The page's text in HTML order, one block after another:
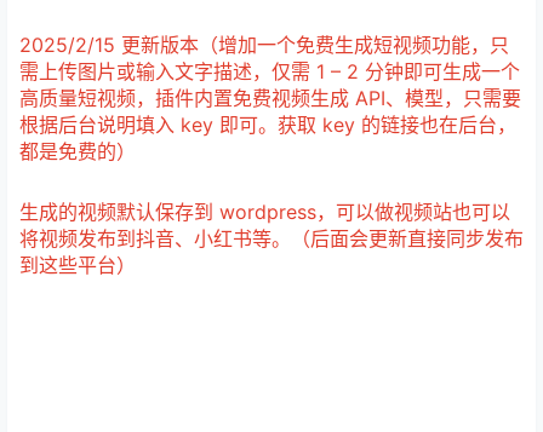
2025/2/15 更新版本（增加一个免费生成短视频功能，只
需上传图片或输入文字描述，仅需 1 – 2 分钟即可生成一个
高质量短视频，插件内置免费视频生成 API、模型，只需要
根据后台说明填入 key 即可。获取 key 的链接也在后台，
都是免费的）
生成的视频默认保存到 wordpress，可以做视频站也可以
将视频发布到抖音、小红书等。（后面会更新直接同步发布
到这些平台）